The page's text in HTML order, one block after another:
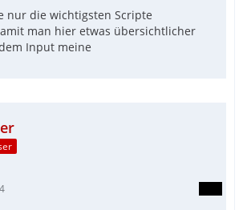
nur die wichtigsten Scripte
man hier etwas übersichtlicher
Input meine